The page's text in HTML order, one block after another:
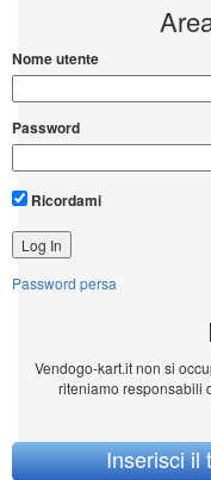
Nome utente
Password
Ricordami
Password persa
Vendogo-kart.it non si
riteniamo responsabili
Inserisci il